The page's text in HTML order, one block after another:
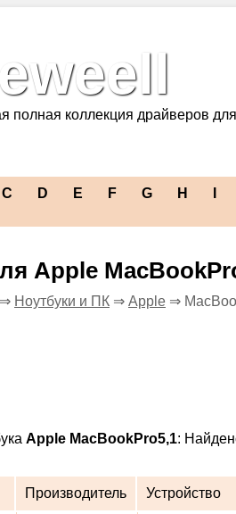
полная коллекция драйверов
C D E F G H
Apple
⇒ Ноутбуки и ПК ⇒ Apple ⇒
Apple MacBookPro5,1:
Производитель Устройство